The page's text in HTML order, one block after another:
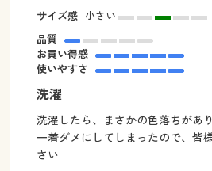
サイズ感 小さい
品質
お買い得感
使いやすさ
洗濯
洗濯したら、まさかの色落ちが
一着ダメにしてしまったので、皆
さい